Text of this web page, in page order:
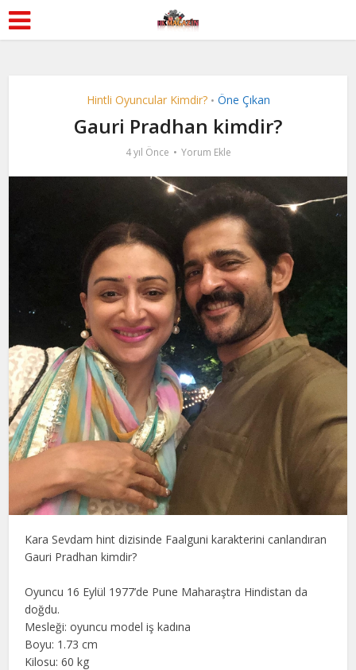
Hintli Oyuncular Kimdir? • Öne Çıkan
Gauri Pradhan kimdir?
4 yıl Önce Yorum Ekle
Kara Sevdam hint dizisinde Faalguni karakterini canlandıran
Gauri Pradhan kimdir?
Oyuncu 16 Eylül 1977’de Pune Maharaştra Hindistan da
doğdu.
Mesleği: oyuncu model iş kadına
Boyu: 1.73 cm
Kilosu: 60 kg